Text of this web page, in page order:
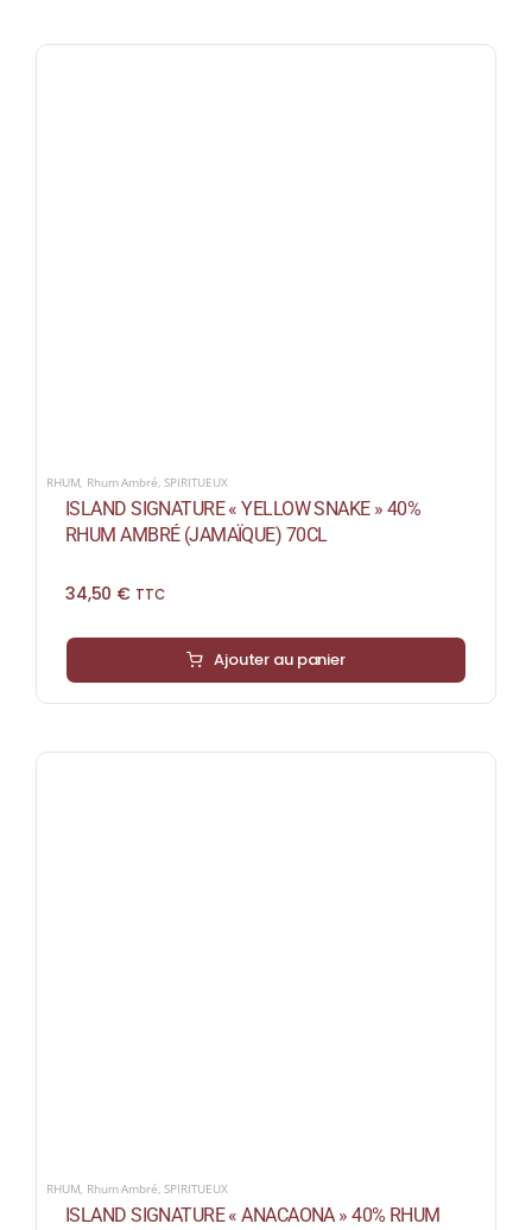
RHUM Rhum Ambré ,SPIRITUEUX
ISLAND SIGNATURE « YELLOW SNAKE » 40%
RHUM AMBRÉ (JAMAÏQUE) 70CL
34,50 € TTC
Ajouter au panier
RHUM Rhum Ambré ,SPIRITUEUX
ISLAND SIGNATURE « ANACAONA » 40% RHUM